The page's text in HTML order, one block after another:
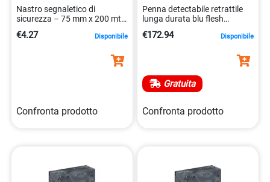
Nastro segnaletico di
sicurezza – 75 mm x 200 mt
– rosso/bianco – Viva
€4.27 Disponibile
Confronta prodotto
Penna detectabile retrattile
lunga durata blu flesh
sicurezza 1670
€172.94 Disponibile
Gratuita
Confronta prodotto